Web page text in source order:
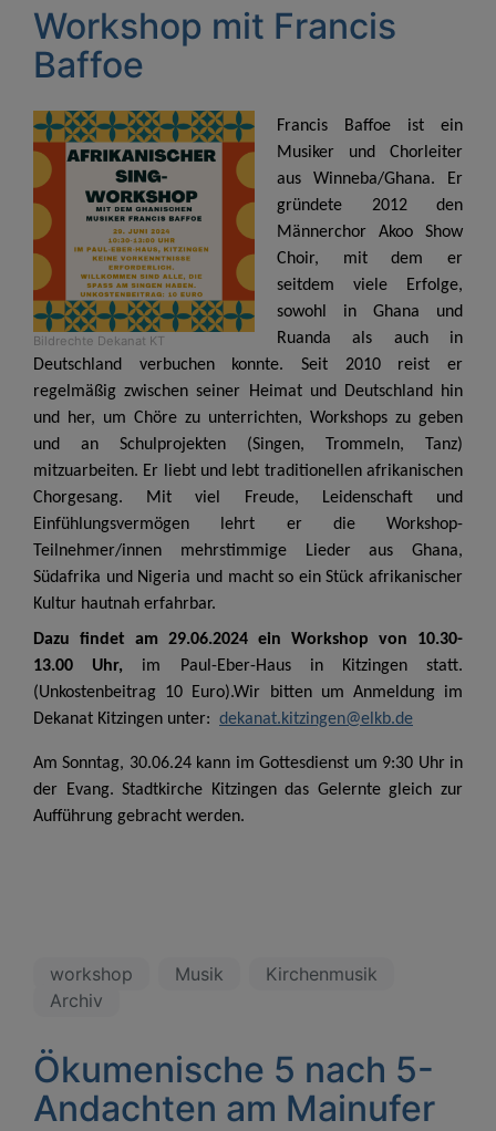
Workshop mit Francis
Baffoe
Bildrechte Dekanat KT
Francis Baffoe ist ein
Musiker und Chorleiter
aus Winneba/Ghana. Er
gründete 2012 den
Männerchor Akoo Show
Choir, mit dem er
seitdem viele Erfolge,
sowohl in Ghana und
Ruanda als auch in
Deutschland verbuchen konnte. Seit 2010 reist er
regelmäßig zwischen seiner Heimat und Deutschland hin
und her, um Chöre zu unterrichten, Workshops zu geben
und an Schulprojekten (Singen, Trommeln, Tanz)
mitzuarbeiten. Er liebt und lebt traditionellen afrikanischen
Chorgesang. Mit viel Freude, Leidenschaft und
Einfühlungsvermögen lehrt er die Workshop-
Teilnehmer/innen mehrstimmige Lieder aus Ghana,
Südafrika und Nigeria und macht so ein Stück afrikanischer
Kultur hautnah erfahrbar.
Dazu findet am 29.06.2024 ein Workshop von 10.30-
13.00 Uhr, im Paul-Eber-Haus in Kitzingen statt.
(Unkostenbeitrag 10 Euro).Wir bitten um Anmeldung im
Dekanat Kitzingen unter: dekanat.kitzingen@elkb.de
Am Sonntag, 30.06.24 kann im Gottesdienst um 9:30 Uhr in
der Evang. Stadtkirche Kitzingen das Gelernte gleich zur
Aufführung gebracht werden.
workshop Musik
Kirchenmusik
Archiv
Ökumenische 5 nach 5-
Andachten am Mainufer